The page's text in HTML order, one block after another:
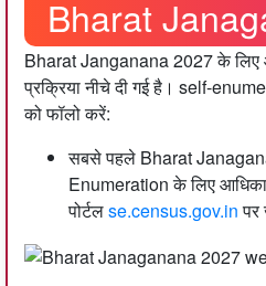
Bharat
Bharat Janganana 2027 के लिए
प्रक्रिया नीचे दी गई है। self-
को फॉलो करें:
सबसे पहले Bharat
Enumeration के लिए
पोर्टलse.census.gov.inपर